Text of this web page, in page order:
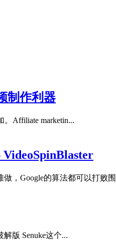
制作利器
Affiliate marketin...
，Google的算法都可以打败
版 Senuke这个...